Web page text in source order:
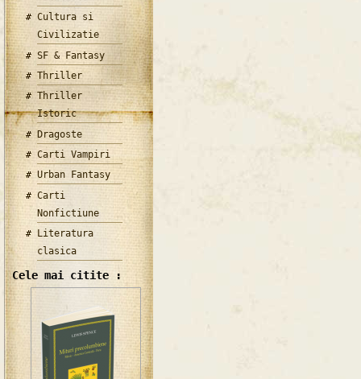
Cultura si
Civilizatie
SF & Fantasy
Thriller
Thriller
Istoric
Dragoste
Carti Vampiri
Urban Fantasy
Carti
Nonfictiune
Literatura
clasica
Cele mai citite :